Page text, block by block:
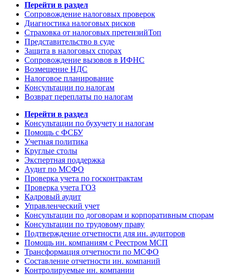
Перейти в раздел
Сопровождение налоговых проверок
Диагностика налоговых рисков
Страховка от налоговых претензийТоп
Представительство в суде
Защита в налоговых спорах
Сопровождение вызовов в ИФНС
Возмещение НДС
Налоговое планирование
Консультации по налогам
Возврат переплаты по налогам
Перейти в раздел
Консультации по бухучету и налогам
Помощь с ФСБУ
Учетная политика
Круглые столы
Экспертная поддержка
Аудит по МСФО
Проверка учета по госконтрактам
Проверка учета ГОЗ
Кадровый аудит
Управленческий учет
Консультации по договорам и корпоративным спорам
Консультации по трудовому праву
Подтверждение отчетности для ин. аудиторов
Помощь ин. компаниям с Реестром МСП
Трансформация отчетности по МСФО
Составление отчетности ин. компаний
Контролируемые ин. компании